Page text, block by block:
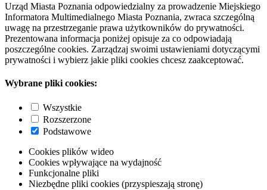
Urząd Miasta Poznania odpowiedzialny za prowadzenie Miejskiego
Informatora Multimedialnego Miasta Poznania, zwraca szczególną
uwagę na przestrzeganie prawa użytkowników do prywatności.
Prezentowana informacja poniżej opisuje za co odpowiadają
poszczególne cookies. Zarządzaj swoimi ustawieniami dotyczącymi
prywatności i wybierz jakie pliki cookies chcesz zaakceptować.
Wybrane pliki cookies:
Wszystkie
Rozszerzone
Podstawowe
Cookies plików wideo
Cookies wpływające na wydajność
Funkcjonalne pliki
Niezbędne pliki cookies (przyspieszają stronę)